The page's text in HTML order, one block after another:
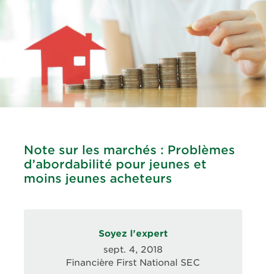
Note sur les marchés : Problèmes
d’abordabilité pour jeunes et
moins jeunes acheteurs
Soyez l'expert
sept. 4, 2018
Financière First National SEC